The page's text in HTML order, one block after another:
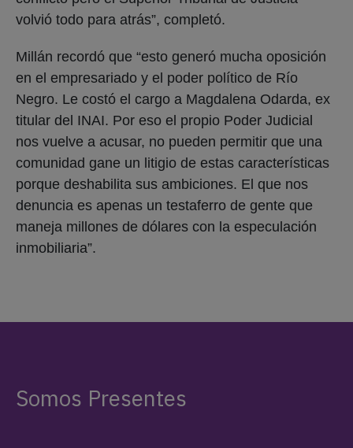
volvió todo para atrás”, completó.
Millán recordó que “esto generó mucha oposición
en el empresariado y el poder político de Río
Negro. Le costó el cargo a Magdalena Odarda, ex
titular del INAI. Por eso el propio Poder Judicial
nos vuelve a acusar, no pueden permitir que una
comunidad gane un litigio de estas características
porque deshabilita sus ambiciones. El que nos
denuncia es apenas un testaferro de gente que
maneja millones de dólares con la especulación
inmobiliaria”.
Somos Presentes